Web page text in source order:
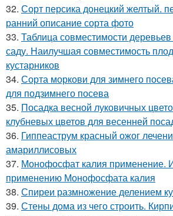
32. Сорт персика донецкий желтый.
ранний описание сорта фото
33. Таблица совместимости деревьев
саду. Наилучшая совместимость
кустарников
34. Сорта моркови для зимнего
для подзимнего посева
35. Посадка весной луковичных
клубневых цветов для весенней
36. Гиппеаструм красный ожог
амариллисовых
37. Монофосфат калия применение.
применению Монофосфата калия
38. Спиреи размножение делением
39. Стены дома из чего строить.